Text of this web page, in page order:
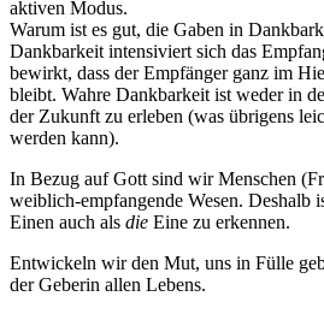
aktiven Modus.
Warum ist es gut, die Gaben in
Dankbarkeit intensiviert sich das
bewirkt, dass der Empfänger ganz im
bleibt. Wahre Dankbarkeit ist weder in
der Zukunft zu erleben (was übrigens
werden kann).
In Bezug auf Gott sind wir Menschen
weiblich-empfangende Wesen. Deshalb
Einen auch als die Eine zu erkennen.
Entwickeln wir den Mut, uns in Fülle
der Geberin allen Lebens.